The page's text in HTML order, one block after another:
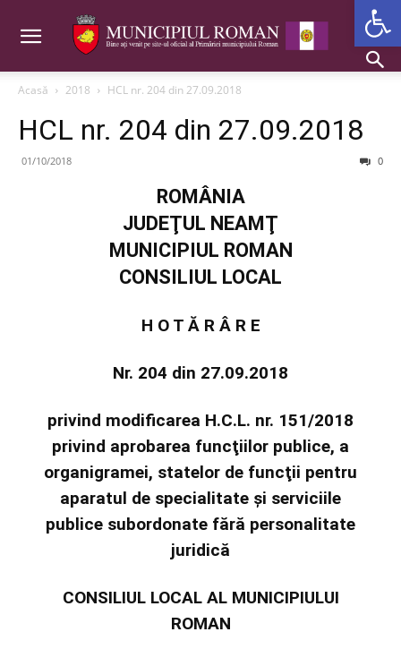
Acasă 2018 HCL nr. 204 din 27.09.2018
HCL nr. 204 din 27.09.2018
01/10/2018 0
ROMÂNIA
JUDEŢUL NEAMŢ
MUNICIPIUL ROMAN
CONSILIUL LOCAL
H O T Ă R Â R E
Nr. 204 din 27.09.2018
privind modificarea H.C.L. nr. 151/2018
privind aprobarea funcţiilor publice, a
organigramei, statelor de funcţii pentru
aparatul de specialitate şi serviciile
publice subordonate fără personalitate
juridică
CONSILIUL LOCAL AL MUNICIPIULUI
ROMAN